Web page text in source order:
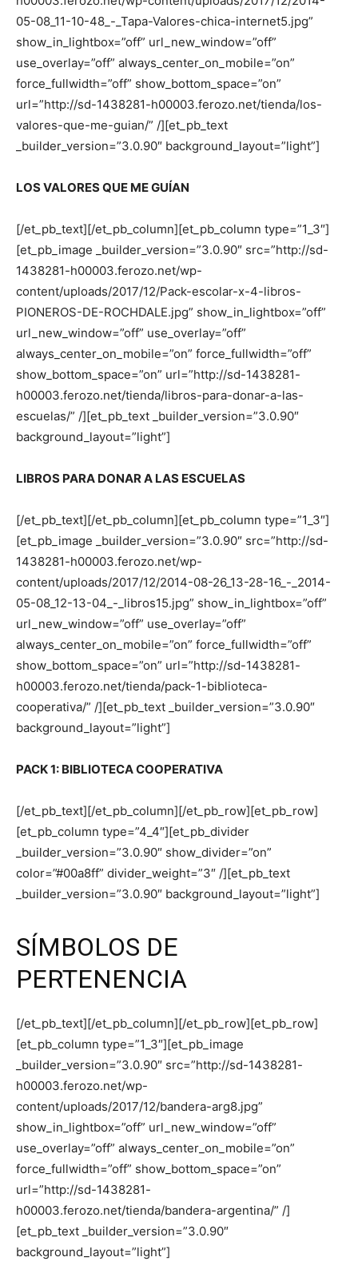
05-08_11-10-48_-_Tapa-Valores-chica-internet5.jpg”
show_in_lightbox=”off” url_new_window=”off”
use_overlay=”off” always_center_on_mobile=”on”
force_fullwidth=”off” show_bottom_space=”on”
url=”http://sd-1438281-h00003.ferozo.net/tienda/los-
valores-que-me-guian/” /][et_pb_text
_builder_version=”3.0.90″ background_layout=”light”]
LOS VALORES QUE ME GUÍAN
[/et_pb_text][/et_pb_column][et_pb_column type=”1_3″]
[et_pb_image _builder_version=”3.0.90″ src=”http://sd-
1438281-h00003.ferozo.net/wp-
content/uploads/2017/12/Pack-escolar-x-4-libros-
PIONEROS-DE-ROCHDALE.jpg” show_in_lightbox=”off”
url_new_window=”off” use_overlay=”off”
always_center_on_mobile=”on” force_fullwidth=”off”
show_bottom_space=”on” url=”http://sd-1438281-
h00003.ferozo.net/tienda/libros-para-donar-a-las-
escuelas/” /][et_pb_text _builder_version=”3.0.90″
background_layout=”light”]
LIBROS PARA DONAR A LAS ESCUELAS
[/et_pb_text][/et_pb_column][et_pb_column type=”1_3″]
[et_pb_image _builder_version=”3.0.90″ src=”http://sd-
1438281-h00003.ferozo.net/wp-
content/uploads/2017/12/2014-08-26_13-28-16_-_2014-
05-08_12-13-04_-_libros15.jpg” show_in_lightbox=”off”
url_new_window=”off” use_overlay=”off”
always_center_on_mobile=”on” force_fullwidth=”off”
show_bottom_space=”on” url=”http://sd-1438281-
h00003.ferozo.net/tienda/pack-1-biblioteca-
cooperativa/” /][et_pb_text _builder_version=”3.0.90″
background_layout=”light”]
PACK 1: BIBLIOTECA COOPERATIVA
[/et_pb_text][/et_pb_column][/et_pb_row][et_pb_row]
[et_pb_column type=”4_4″][et_pb_divider
_builder_version=”3.0.90″ show_divider=”on”
color=”#00a8ff” divider_weight=”3″ /][et_pb_text
_builder_version=”3.0.90″ background_layout=”light”]
SÍMBOLOS DE
PERTENENCIA
[/et_pb_text][/et_pb_column][/et_pb_row][et_pb_row]
[et_pb_column type=”1_3″][et_pb_image
_builder_version=”3.0.90″ src=”http://sd-1438281-
h00003.ferozo.net/wp-
content/uploads/2017/12/bandera-arg8.jpg”
show_in_lightbox=”off” url_new_window=”off”
use_overlay=”off” always_center_on_mobile=”on”
force_fullwidth=”off” show_bottom_space=”on”
url=”http://sd-1438281-
h00003.ferozo.net/tienda/bandera-argentina/” /]
[et_pb_text _builder_version=”3.0.90″
background_layout=”light”]